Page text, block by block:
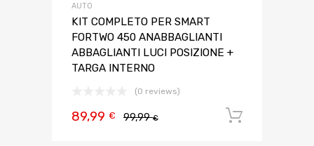
AUTO
KIT COMPLETO PER SMART
FORTWO 450 ANABBAGLIANTI
ABBAGLIANTI LUCI POSIZIONE +
TARGA INTERNO
(0 reviews)
99,99€
89,99 €